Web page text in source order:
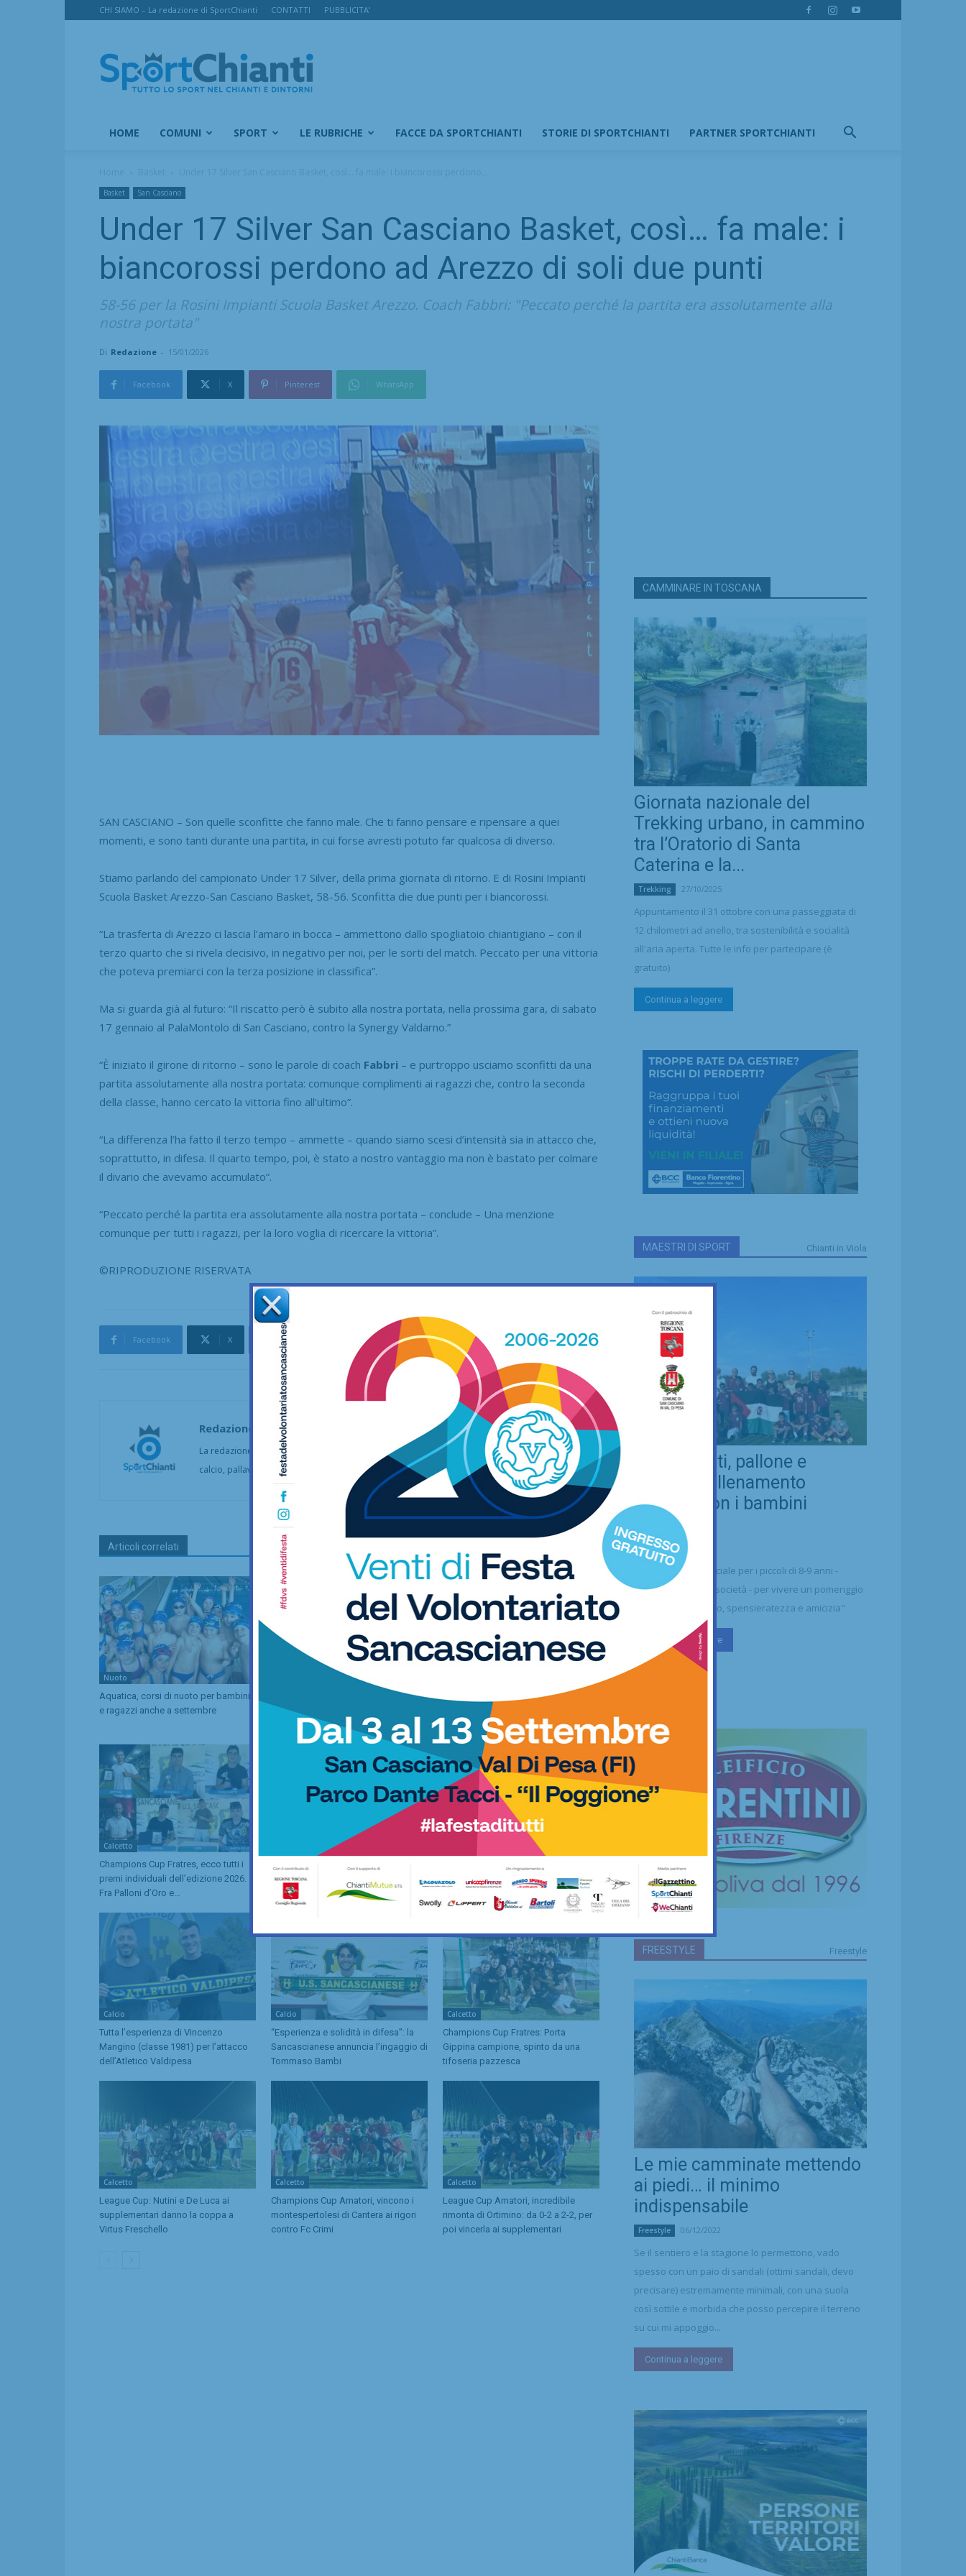
CHI SIAMO – La redazione di SportChianti CONTATTI PUBBLICITA’
SportChianti
HOME COMUNI SPORT LE RUBRICHE FACCE DA SPORTCHIANTI STORIE DI SPORTCHIANTI PARTNER SPORTCHIANTI
Basket San Casciano
Under 17 Silver San Casciano Basket, così… fa male: i
biancorossi perdono ad Arezzo di soli due punti
58-56 per la Rosini Impianti Scuola Basket Arezzo. Coach Fabbri: "Peccato perché la partita era assolutamente alla
nostra portata"
Di Redazione - 15/01/2026
Facebook X Pinterest WhatsApp
SAN CASCIANO – Son quelle sconfitte che fanno male. Che ti fanno pensare e ripensare a quei
momenti, e sono tanti durante una partita, in cui forse avresti potuto far qualcosa di diverso.
Stiamo parlando del campionato Under 17 Silver, della prima giornata di ritorno. E di Rosini Impianti
Scuola Basket Arezzo-San Casciano Basket, 58-56. Sconfitta die due punti per i biancorossi.
“La trasferta di Arezzo ci lascia l’amaro in bocca – ammettono dallo spogliatoio chiantigiano – con il
terzo quarto che si rivela decisivo, in negativo per noi, per le sorti del match. Peccato per una vittoria
che poteva premiarci con la terza posizione in classifica”.
Ma si guarda già al futuro: “Il riscatto però è subito alla nostra portata, nella prossima gara, di sabato
17 gennaio al PalaMontolo di San Casciano, contro la Synergy Valdarno.”
“È iniziato il girone di ritorno – sono le parole di coach Fabbri – e purtroppo usciamo sconfitti da una
partita assolutamente alla nostra portata: comunque complimenti ai ragazzi che, contro la seconda
della classe, hanno cercato la vittoria fino all’ultimo”.
“La differenza l’ha fatto il terzo tempo – ammette – quando siamo scesi d’intensità sia in attacco che,
soprattutto, in difesa. Il quarto tempo, poi, è stato a nostro vantaggio ma non è bastato per colmare
il divario che avevamo accumulato”.
“Peccato perché la partita era assolutamente alla nostra portata – conclude – Una menzione
comunque per tutti i ragazzi, per la loro voglia di ricercare la vittoria”.
©RIPRODUZIONE RISERVATA
Facebook X Pinterest WhatsApp
Redazione
La redazione di SportChianti dà spazio, ogni giorno, a tutti gli sport nei comuni chiantigiani:
calcio, pallavolo, basket, pallamano, baseball, karate, danza, ginnastica, ciclismo...
Articoli correlati
Nuoto
Aquatica, corsi di nuoto per bambini
e ragazzi anche a settembre
convocata nella Nazionale Young
Riders agli Europei di equitazione
SportLab21 non va in vacanza:
palestra aperta per tutto il mese di
agosto
Calcetto
Champions Cup Fratres, ecco tutti i
premi individuali dell’edizione 2026.
Fra Palloni d’Oro e…
“Aqua Camp” alla Piscina del Chianti:
ultimi giorni di luglio poi… tutti pronti
per quelli di settembre!
nomination per eleggere i migliori
Calcio
Tutta l’esperienza di Vincenzo
Mangino (classe 1981) per l’attacco
dell’Atletico Valdipesa
Calcio
“Esperienza e solidità in difesa”: la
Sancascianese annuncia l’ingaggio di
Tommaso Bambi
Calcetto
Champions Cup Fratres: Porta
Gippina campione, spinto da una
tifoseria pazzesca
Calcetto
League Cup: Nutini e De Luca ai
supplementari danno la coppa a
Virtus Freschello
Calcetto
Champions Cup Amatori, vincono i
montespertolesi di Cantera ai rigori
contro Fc Crimi
Calcetto
League Cup Amatori, incredibile
rimonta di Ortimino: da 0-2 a 2-2, per
poi vincerla ai supplementari
CAMMINARE IN TOSCANA
Giornata nazionale del
Trekking urbano, in cammino
tra l’Oratorio di Santa
Caterina e la...
Trekking 27/10/2025
Appuntamento il 31 ottobre con una passeggiata di
12 chilometri ad anello, tra sostenibilità e socialità
all'aria aperta. Tutte le info per partecipare (è
gratuito)
Continua a leggere
MAESTRI DI SPORT Chianti in Viola
Real Chianti, pallone e
bellezza: allenamento
insieme con i bambini
Saharawi
Calcio 21/07/2026
"Un'occasione speciale per i piccoli di 8-9 anni -
sottolineano dalla società - per vivere un pomeriggio
di puro divertimento, spensieratezza e amicizia"
Continua a leggere
FREESTYLE Freestyle
Le mie camminate mettendo
ai piedi… il minimo
indispensabile
Freestyle 06/12/2022
Se il sentiero e la stagione lo permettono, vado
spesso con un paio di sandali (ottimi sandali, devo
precisare) estremamente minimali, con una suola
così sottile e morbida che posso percepire il terreno
su cui mi appoggio...
Continua a leggere